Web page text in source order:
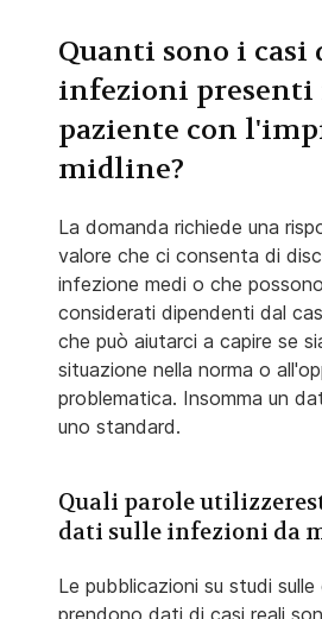
Quanti sono i casi
infezioni presenti
paziente con
midline?
La domanda richiede una
valore che ci consenta di
infezione medi o che
considerati dipendenti dal
che può aiutarci a capire se
situazione nella norma o
problematica. Insomma un
uno standard.
Quali parole
dati sulle infezioni da
Le pubblicazioni su studi
prendono dati di casi reali